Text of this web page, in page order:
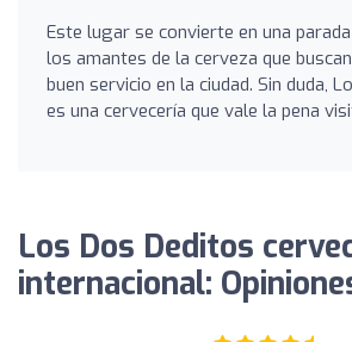
Este lugar se convierte en una
los amantes de la cerveza que
buen servicio en la ciudad. Sin duda,
es una cervecería que vale la pena
Los Dos Deditos
internacional: